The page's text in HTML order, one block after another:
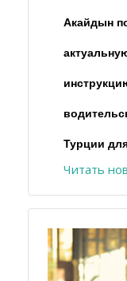
Акайдын
Турции
Читать